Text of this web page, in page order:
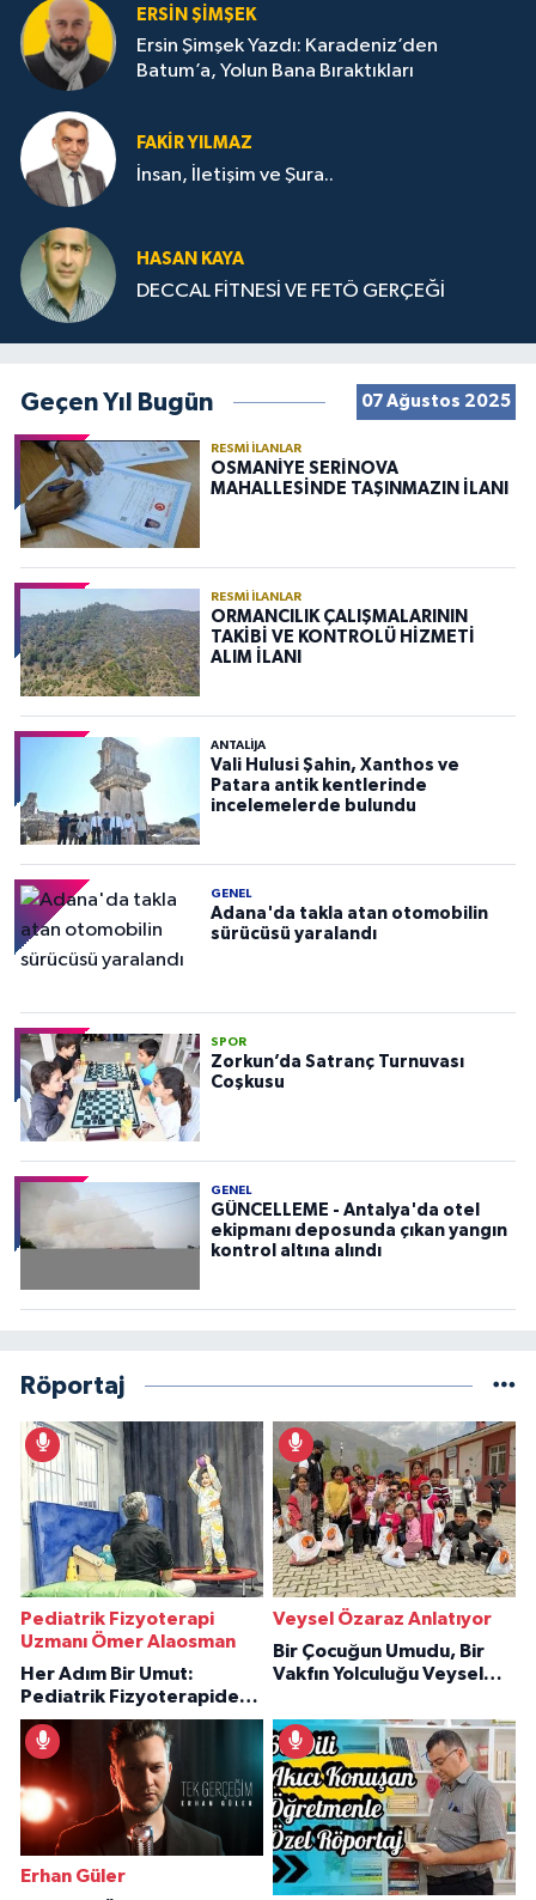
ERSIN ŞIMŞEK
Ersin Şimşek Yazdı: Karadeniz’den
Batum’a, Yolun Bana Bıraktıkları
FAKIR YILMAZ
İnsan, İletişim ve Şura..
HASAN KAYA
DECCAL FİTNESİ VE FETÖ GERÇEĞİ
Geçen Yıl Bugün 07 Ağustos 2025
RESMI İLANLAR
OSMANİYE SERİNOVA
MAHALLESİNDE TAŞINMAZIN İLANI
RESMI İLANLAR
ORMANCILIK ÇALIŞMALARININ
TAKİBİ VE KONTROLÜ HİZMETİ
ALIM İLANI
ANTALIJA
Vali Hulusi Şahin, Xanthos ve
Patara antik kentlerinde
incelemelerde bulundu
GENEL
Adana'da takla atan otomobilin
sürücüsü yaralandı
SPOR
Zorkun’da Satranç Turnuvası
Coşkusu
GENEL
GÜNCELLEME - Antalya'da otel
ekipmanı deposunda çıkan yangın
kontrol altına alındı
Röportaj
Pediatrik Fizyoterapi
Uzmanı Ömer Alaosman
Her Adım Bir Umut:
Pediatrik Fizyoterapiden
İlham Veren Hikâyeler
Veysel Özaraz Anlatıyor
Bir Çocuğun Umudu, Bir
Vakfın Yolculuğu Veysel
Erhan Güler